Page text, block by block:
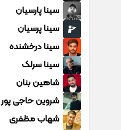
سینا پارسیان
سینا پرسیان
سینا درخشنده
سینا سرلک
شاهین بنان
شروین حاجی پور
شهاب مظفری